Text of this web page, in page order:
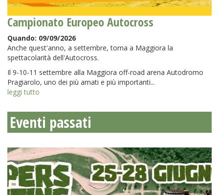
Campionato Europeo Autocross
Quando: 09/09/2026
Anche quest'anno, a settembre, torna a Maggiora la
spettacolarità dell'Autocross.
Il 9-10-11 settembre alla Maggiora off-road arena Autodromo
Pragiarolo, uno dei più amati e più importanti...
leggi tutto
Eventi passati